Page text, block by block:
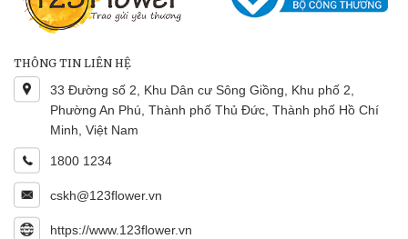
THÔNG TIN LIÊN HỆ
33 Đường số 2, Khu Dân cư Sông Giồng, Khu phố 2,
Phường An Phú, Thành phố Thủ Đức, Thành phố Hồ Chí
Minh, Việt Nam
1800 1234
cskh@123flower.vn
https://www.123flower.vn